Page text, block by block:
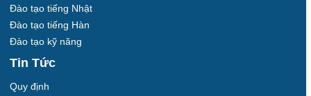
Đào tạo tiếng Nhật
Đào tạo tiếng Hàn
Đào tạo kỹ năng
Tin Tức
Quy định